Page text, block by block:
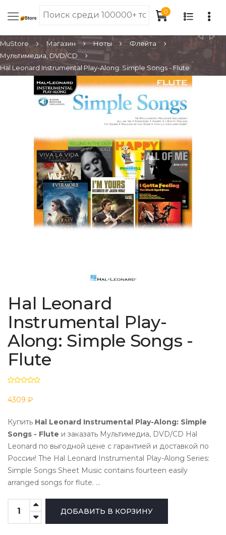
0
MuStore Магазин Ноты
Флейта
Мультимедиа, DVD/CD
Hal Leonard Instrumental Play-Along: Simple Songs - Flute
Hal Leonard
Instrumental Play-
Along: Simple Songs -
Flute
4309 ₽
Купить Hal Leonard Instrumental Play-Along: Simple
Songs - Flute и заказать Мультимедиа, DVD/CD Hal
Leonard по выгодной цене с гарантией и доставкой по
России! The Hal Leonard Instrumental Play-Along Series:
Simple Songs Sheet Music contains fourteen easily
arranged songs for flute. ...